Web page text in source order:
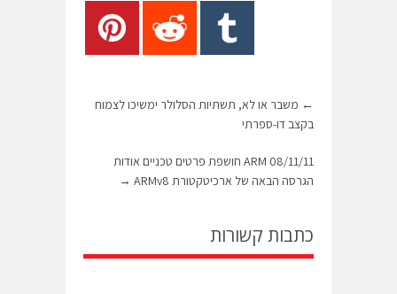
← משבר או לא, תשתיות הסלולר ימשיכו לצמוח
בקצב דו-ספרתי
08/11/11 ARM חושפת פרטים טכניים אודות
הגרסה הבאה של ארכיטקטורת ARMv8
→
כתבות קשורות